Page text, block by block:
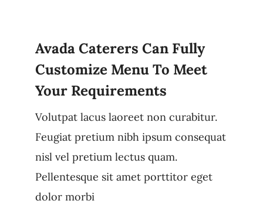
Avada Caterers Can Fully
Customize Menu To Meet
Your Requirements
Volutpat lacus laoreet non curabitur.
Feugiat pretium nibh ipsum consequat
nisl vel pretium lectus quam.
Pellentesque sit amet porttitor eget
dolor morbi